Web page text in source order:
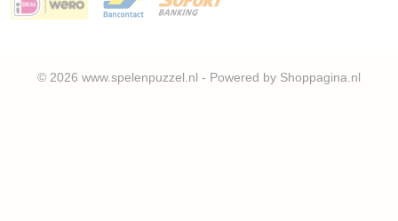
© 2026 www.spelenpuzzel.nl - Powered by Shoppagina.nl